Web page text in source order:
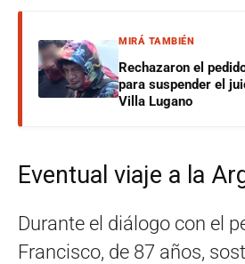
MIRÁ TAMBIÉN
Rechazaron el
para suspender el
Villa Lugano
Eventual viaje a la
Durante el diálogo con el
Francisco, de 87 años,